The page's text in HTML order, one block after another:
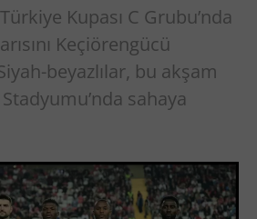
Kupası C Grubu’nda
Keçiörengücü
beyazlılar, bu akşam
sahaya